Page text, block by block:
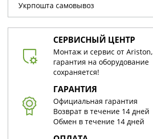
Укрпошта cамовывоз
СЕРВИСНЫЙ ЦЕНТР
Монтаж и сервис от Ariston,
гарантия на оборудование
сохраняется!
ГАРАНТИЯ
Официальная гарантия
Возврат в течение 14 дней
Обмен в течение 14 дней